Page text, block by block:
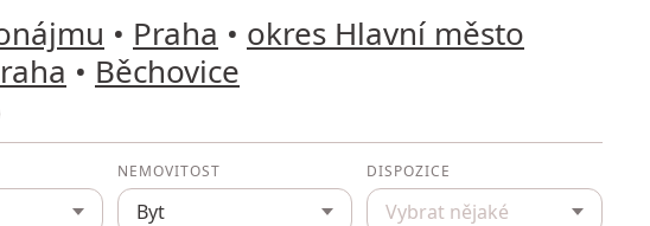
• Praha • okres Hlavní město
• Běchovice
NEMOVITOST
Byt
DISPOZICE
Vybrat nějaké